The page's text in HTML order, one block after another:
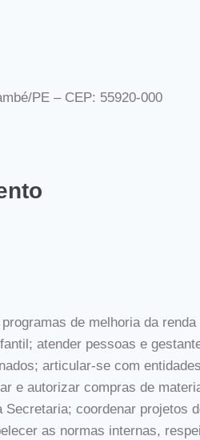
PE – CEP: 55920-000
de melhoria da
atender pessoas e
articular-se com
e autorizar compras de
coordenar projetos
as normas internas,